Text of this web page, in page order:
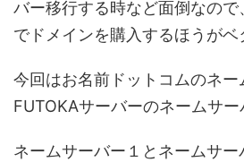
バー移行する時など面倒なの
でドメインを購入するほうがベ
今回はお名前ドットコムのネー
FUTOKAサーバーのネームサー
ネームサーバー１とネームサ